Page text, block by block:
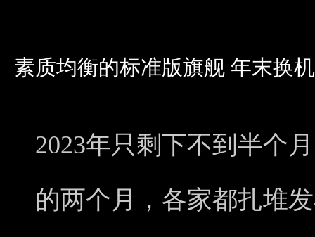
素质均衡的标准版旗舰 年末换
2023年只剩下不到半个
的两个月，各家都扎堆